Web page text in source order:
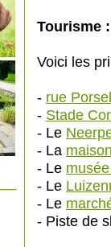
Tourisme :
Voici les
- rue
- Stade
- Le
- La
- Le
- Le
- Le
- Piste de